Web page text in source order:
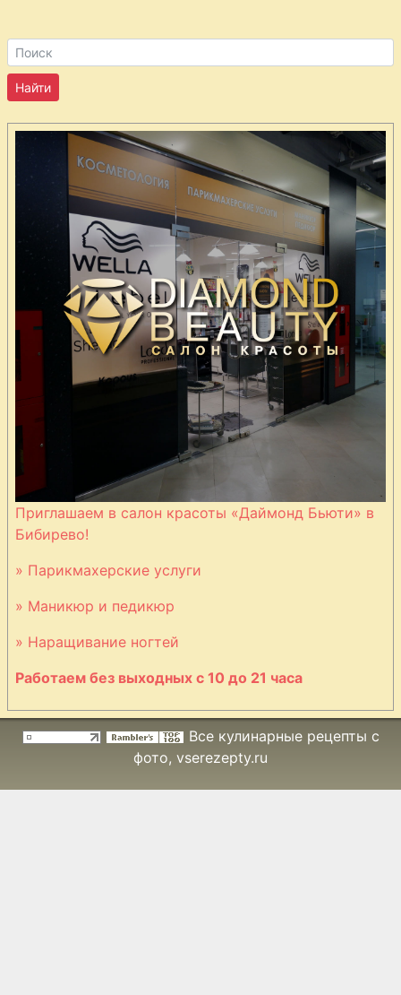
Приглашаем в салон красоты «Даймонд Бьюти» в
Бибирево!
» Парикмахерские услуги
» Маникюр и педикюр
» Наращивание ногтей
Работаем без выходных с 10 до 21 часа
Все кулинарные рецепты с
фото, vserezepty.ru